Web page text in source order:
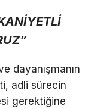
dayanışmanın
adli sürecin
gerektiğine